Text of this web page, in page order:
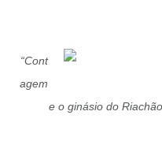
“Cont
agem
e o ginásio do